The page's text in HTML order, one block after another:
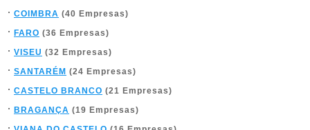
COIMBRA (40 Empresas)
FARO (36 Empresas)
VISEU (32 Empresas)
SANTARÉM (24 Empresas)
CASTELO BRANCO (21 Empresas)
BRAGANÇA (19 Empresas)